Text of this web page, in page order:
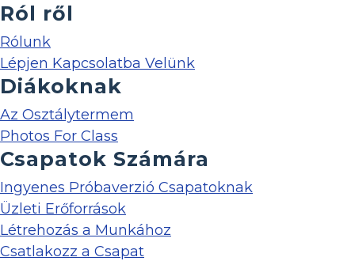
Ról ről
Rólunk
Lépjen Kapcsolatba Velünk
Diákoknak
Az Osztálytermem
Photos For Class
Csapatok Számára
Ingyenes Próbaverzió Csapatoknak
Üzleti Erőforrások
Létrehozás a Munkához
Csatlakozz a Csapat